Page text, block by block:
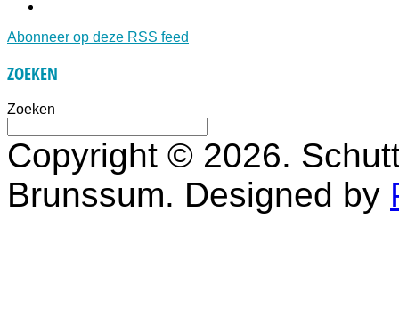
Abonneer op deze RSS feed
ZOEKEN
Zoeken
Copyright © 2026.
Brunssum. Designed by